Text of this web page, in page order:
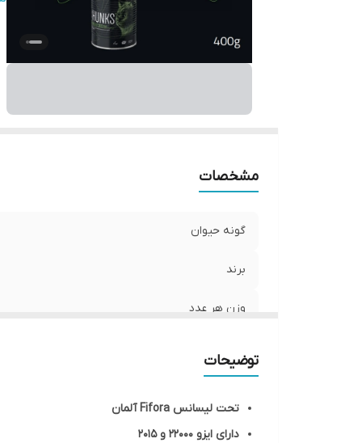
مشخصات
گونه حیوان
برند
وزن هر عدد
توضیحات
تحت لیسانس Fifora آلمان
دارای ایزو ۲۲۰۰۰ و ۲۰۱۵